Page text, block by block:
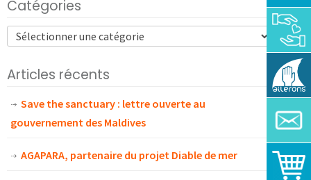
Catégories
Articles récents
Save the sanctuary : lettre ouverte au
gouvernement des Maldives
AGAPARA, partenaire du projet Diable de mer